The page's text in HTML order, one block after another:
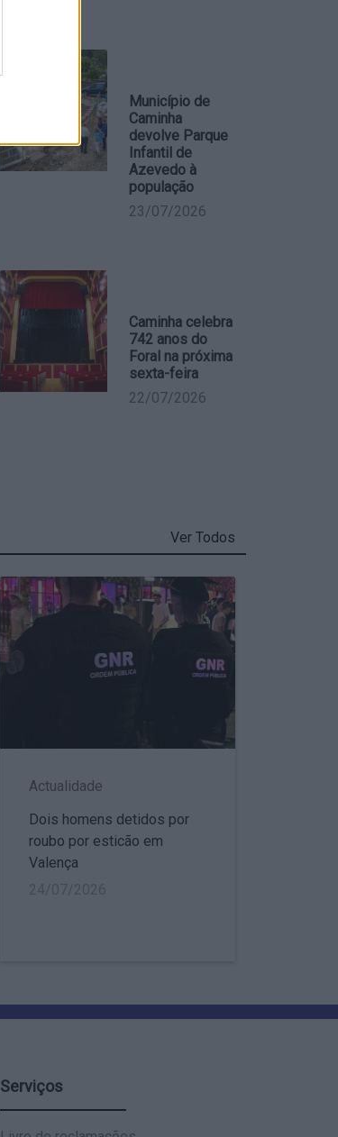
Município de
Caminha
devolve Parque
Infantil de
Azevedo à
população
23/07/2026
Caminha celebra
742 anos do
Foral na próxima
sexta-feira
22/07/2026
Ver Todos
Actualidade
Dois homens detidos por
roubo por esticão em
Valença
Serviços